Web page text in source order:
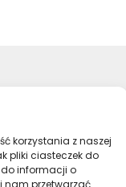
korzystania z naszej
pliki ciasteczek do
informacji o
nam przetwarzać